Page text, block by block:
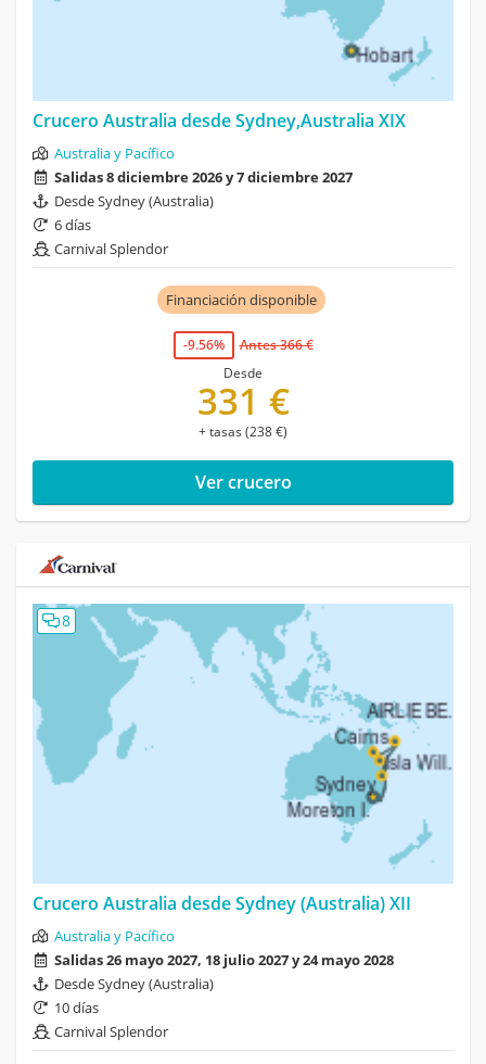
Crucero Australia desde Sydney,Australia XIX
Australia y Pacífico
Salidas 8 diciembre 2026 y 7 diciembre 2027
Desde Sydney (Australia)
6 días
Carnival Splendor
Financiación disponible
-9.56%
Antes 366 €
Desde
331 €
+ tasas (238 €)
Ver crucero
8
Crucero Australia desde Sydney (Australia) XII
Australia y Pacífico
Salidas 26 mayo 2027, 18 julio 2027 y 24 mayo 2028
Desde Sydney (Australia)
10 días
Carnival Splendor